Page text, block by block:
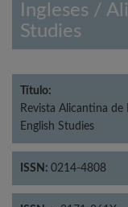
Ingleses /
Studies
Título:
Revista Alicantina
English Studies
ISSN: 0214-4808